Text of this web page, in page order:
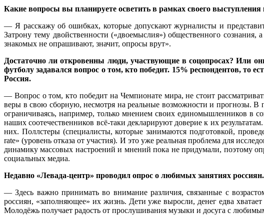
Какие вопросы вы планируете осветить в рамках своего выступления
— Я расскажу об ошибках, которые допускают журналисты и
Затрону тему двойственности («двоемыслия») общественного
знакомых не опрашивают, значит, опросы врут».
Достаточно ли откровенны люди, участвующие в соцопросах? Или
футболу задавался вопрос о том, кто победит. 15% респондентов, то
Россия.
— Вопрос о том, кто победит на Чемпионате мира, не стоит
веры в свою сборную, несмотря на реальные возможности и прогнозы. В
ограничиваясь, например, только мнением своих единомышленников в
наших соотечественников всё-таки декларируют доверие к их
них. Поллстеры (специалисты, которые занимаются подготовкой,
rate» (уровень отказа от участия). И это уже реальная проблема для
динамику массовых настроений и мнений пока не придумали, поэтому
социальных медиа.
Недавно «Левада-центр» проводил опрос о любимых занятиях
— Здесь важно принимать во внимание различия, связанные с
россиян, «заполняющее» их жизнь. Дети уже выросли, денег едва
Молодёжь получает радость от прослушивания музыки и досуга с